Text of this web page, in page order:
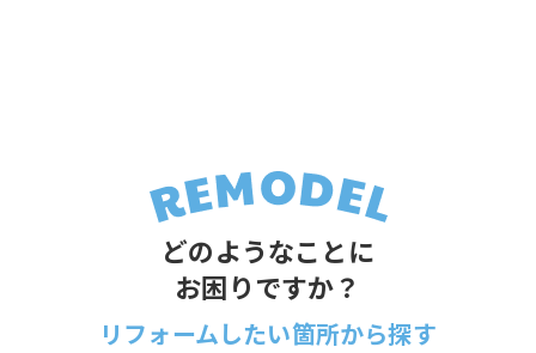
どのようなことに
お困りですか？
リフォームしたい箇所から探す